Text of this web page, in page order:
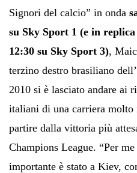
Signori del calcio” in onda
su Sky Sport 1 (e in
12:30 su Sky Sport 3),
terzino destro brasiliano
2010 si è lasciato andare ai
italiani di una carriera
partire dalla vittoria più
Champions League. “Per
importante è stato a Kiev,